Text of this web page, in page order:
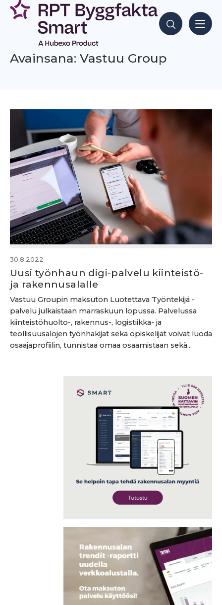
Siirry
sisältöön
Hae sisältöjä
Avainsana: Vastuu Group
30.8.2022
Uusi työnhaun digi-palvelu kiinteistö-
ja rakennusalalle
Vastuu Groupin maksuton Luotettava Työntekijä -
palvelu julkaistaan marraskuun lopussa. Palvelussa
kiinteistöhuolto-, rakennus-, logistiikka- ja
teollisuusalojen työnhakijat sekä opiskelijat voivat luoda
osaajaprofiilin, tunnistaa omaa osaamistaan sekä...